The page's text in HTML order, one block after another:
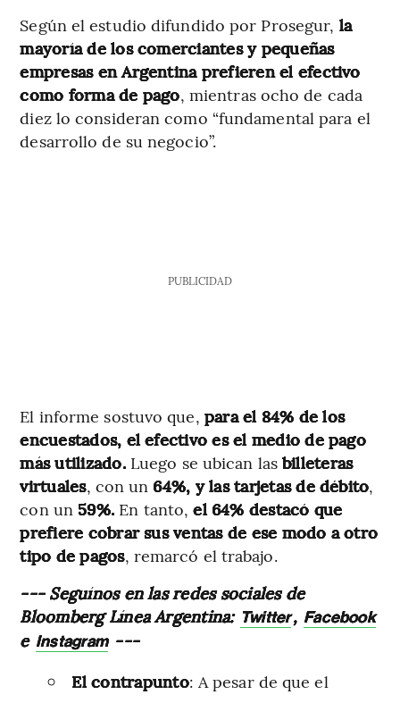
Según el estudio difundido por Prosegur, la
mayoría de los comerciantes y pequeñas
empresas en Argentina prefieren el efectivo
como forma de pago, mientras ocho de cada
diez lo consideran como “fundamental para el
desarrollo de su negocio”.
PUBLICIDAD
El informe sostuvo que, para el 84% de los
encuestados, el efectivo es el medio de pago
más utilizado. Luego se ubican las billeteras
virtuales, con un 64%, y las tarjetas de débito,
con un 59%. En tanto,el 64% destacó que
prefiere cobrar sus ventas de ese modo a otro
tipo de pagos, remarcó el trabajo.
--- Seguínos en las redes sociales de
Bloomberg Línea Argentina: Twitter, Facebook
e Instagram ---
El contrapunto: A pesar de que el